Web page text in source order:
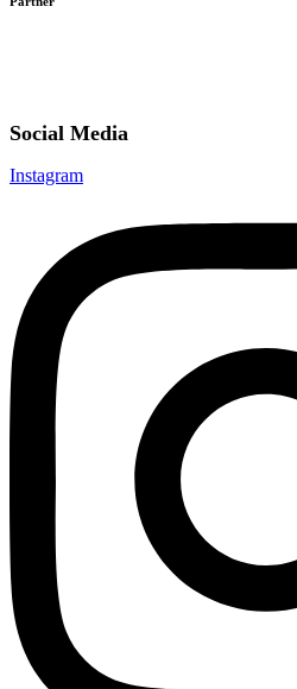
Social Media
Instagram